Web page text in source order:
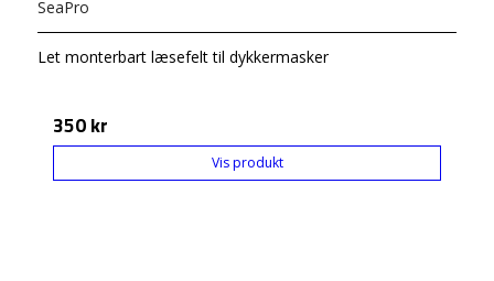
SeaPro
Let monterbart læsefelt til dykkermasker
350 kr
Vis produkt